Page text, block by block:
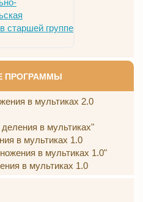
ПРОГРАММЫ
в мультиках 2.0
в мультиках"
в мультиках 1.0"